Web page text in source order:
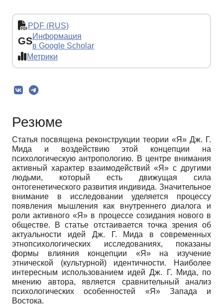
PDF (RUS)
GSИнформация
в Google Scholar
Метрики
Резюме
Статья посвящена реконструкции теории «Я» Дж. Г.
Мида и воздействию этой концепции на
психологическую антропологию. В центре внимания
активный характер взаимодействий «Я» с другими
людьми, который есть движущая сила
онтогенетического развития индивида. Значительное
внимание в исследовании уделяется процессу
появления мышления как внутреннего диалога и
роли активного «Я» в процессе созидания нового в
обществе. В статье отстаивается точка зрения об
актуальности идей Дж. Г. Мида в современных
этнопсихологических исследованиях, показаны
формы влияния концепции «Я» на изучение
этнической (культурной) идентичности. Наиболее
интересным использованием идей Дж. Г. Мида, по
мнению автора, является сравнительный анализ
психологических особенностей «Я» Запада и
Востока.